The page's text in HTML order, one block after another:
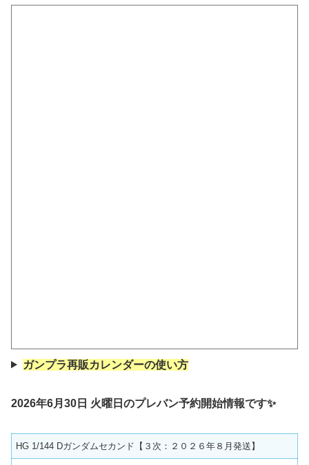
ガンプラ再販カレンダーの使い方
2026年6月30日 火曜日のプレバン予約開始情報です✨
HG 1/144 Dガンダムセカンド【３次：２０２６年８月発送】